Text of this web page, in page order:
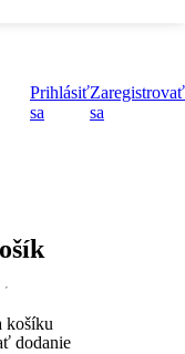
Prihlásiť
sa
Zaregistrovať
sa
cena košíku
košíku
dodanie